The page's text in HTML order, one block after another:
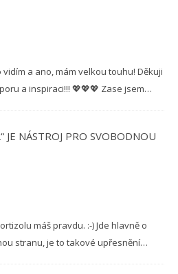
vidím a ano, mám velkou touhu! Děkuji
a inspiraci!!! 💖💖💖 Zase jsem…
JE NÁSTROJ PRO SVOBODNOU
máš pravdu. :-) Jde hlavně o
stranu, je to takové upřesnění…